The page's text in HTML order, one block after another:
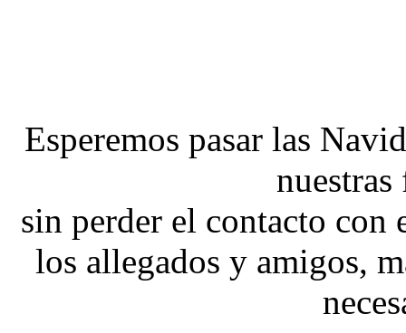
Esperemos pasar las
sin perder el contacto con
los allegados y amigos,